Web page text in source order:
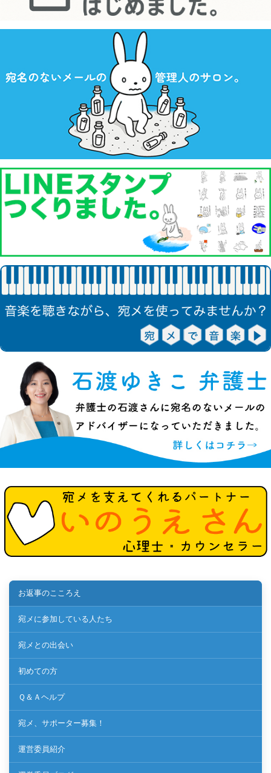
お返事のこころえ
宛メに参加している人たち
宛メとの出会い
初めての方
Ｑ＆Ａヘルプ
宛メ、サポーター募集！
運営委員紹介